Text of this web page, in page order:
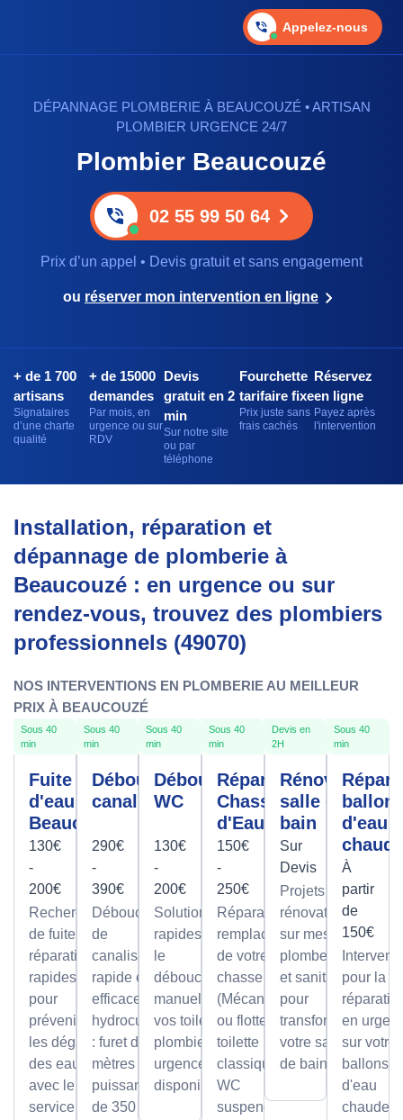
Appelez-nous
DÉPANNAGE PLOMBERIE À BEAUCOUZÉ • ARTISAN
PLOMBIER URGENCE 24/7
Plombier Beaucouzé
02 55 99 50 64
Prix d’un appel • Devis gratuit et sans engagement
ou réserver mon intervention en ligne
+ de 1 700
artisans
Signataires
d’une charte
qualité
+ de 15000
demandes
Par mois, en
urgence ou sur
RDV
Devis
gratuit en 2
min
Sur notre site
ou par
téléphone
Fourchette
tarifaire fixe
Prix juste sans
frais cachés
Réservez
en ligne
Payez après
l'intervention
Installation, réparation et
dépannage de plomberie à
Beaucouzé : en urgence ou sur
rendez-vous, trouvez des plombiers
professionnels (49070)
NOS INTERVENTIONS EN PLOMBERIE AU MEILLEUR
PRIX À BEAUCOUZÉ
Sous 40
min
Fuite
d'eau
Beaucouzé
130€
-
200€
Recherche
de fuite et
réparation
rapides
pour
prévenir
les dégâts
des eaux
avec le
service
Sous 40
min
Débouchage
canalisation
290€
-
390€
Débouchage
de
canalisation
rapide et
efficace par
hydrocurage
: furet de 100
mètres et
puissance
de 350 bars.
Sous 40
min
Débouchage
WC
130€
-
200€
Solutions
rapides pour
le
débouchage
manuel de
vos toilettes,
plombier en
urgence
disponible.
Sous 40
min
Réparation
Chasse
d'Eau
150€
-
250€
Réparation et
remplacement
de votre
chasse d'eau
(Mécanisme
ou flotteur) sur
toilette
classique ou
WC
suspendu.
Devis en
2H
Rénovation
salle de
bain
Sur
Devis
Projets de
rénovation
sur mesure
plomberie
et sanitaire
pour
transformer
votre salle
de bain.
Sous 40
min
ballon
d'eau
À
partir
de
150€
pour la
en
sur votre
ballons
d'eau
chaude,